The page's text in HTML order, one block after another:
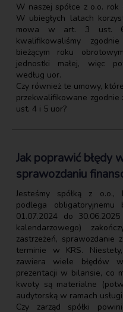
W naszej spółce z o.o.
W ubiegłych latach
mowa w art. 3 ust. 6
kwalifikowaliśmy
bieżącym roku
jednostki małej, więc
według uor.
Czy również te umowy,
przekwalifikowane
ust. 4 i 5 uor?
Jak poprawić błędy
sprawozdaniu
Jesteśmy spółką z o.o.,
podlega
01.07.2024 do
kalendarzowego)
zastrzeżeń, sprawozdanie
terminie w KRS.
zawiera wiele błędów
prezentacji w bilansie, co
kwoty są materialne
audytorską w ramach
Czy zarząd spółki